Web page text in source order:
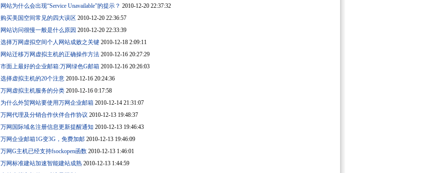
网站为什么会出现“Service Unavailable”的提示？ 2010-12-20 22:37:32
购买美国空间常见的四大误区 2010-12-20 22:36:57
网站访问很慢一般是什么原因 2010-12-20 22:33:39
选择万网虚拟空间个人网站成败之关键 2010-12-18 2:09:11
网站迁移万网虚拟主机的正确操作方法 2010-12-16 20:27:29
市面上最好的企业邮箱:万网绿色G邮箱 2010-12-16 20:26:03
选择虚拟主机的20个注意 2010-12-16 20:24:36
万网虚拟主机服务的分类 2010-12-16 0:17:58
为什么外贸网站要使用万网企业邮箱 2010-12-14 21:31:07
万网代理及分销合作伙伴合作协议 2010-12-13 19:48:37
万网国际域名注册信息更新提醒通知 2010-12-13 19:46:43
万网企业邮箱1G变3G，免费加邮 2010-12-13 19:46:09
万网G主机已经支持fsockopen函数 2010-12-13 1:46:01
万网标准建站加速智能建站成熟 2010-12-13 1:44:59